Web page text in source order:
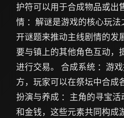
护符可以用于合成物品或出
情 ：解谜是游戏的核心玩
开谜题来推动主线剧情的发
要与镇上的其他角色互动，
进行交易。 合成系统 ：游
方，玩家可以在祭坛中合成
扮演与养成 ：主角的寻宝
和金钱，这些元素共同构成